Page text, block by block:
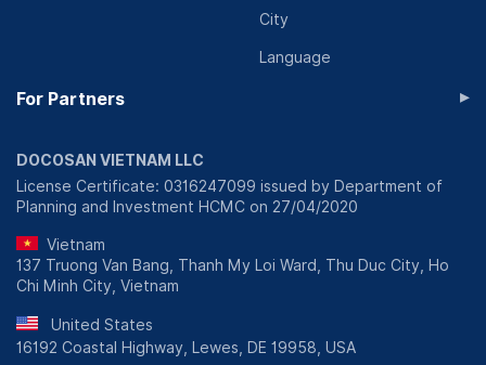
City
Language
For Partners ▸
DOCOSAN VIETNAM LLC
License Certificate: 0316247099 issued by Department of
Planning and Investment HCMC on 27/04/2020
Vietnam
137 Truong Van Bang, Thanh My Loi Ward, Thu Duc City, Ho
Chi Minh City, Vietnam
United States
16192 Coastal Highway, Lewes, DE 19958, USA